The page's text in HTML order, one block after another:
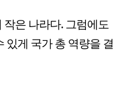
은 나라다. 그럼에도
있게 국가 총 역량을 결